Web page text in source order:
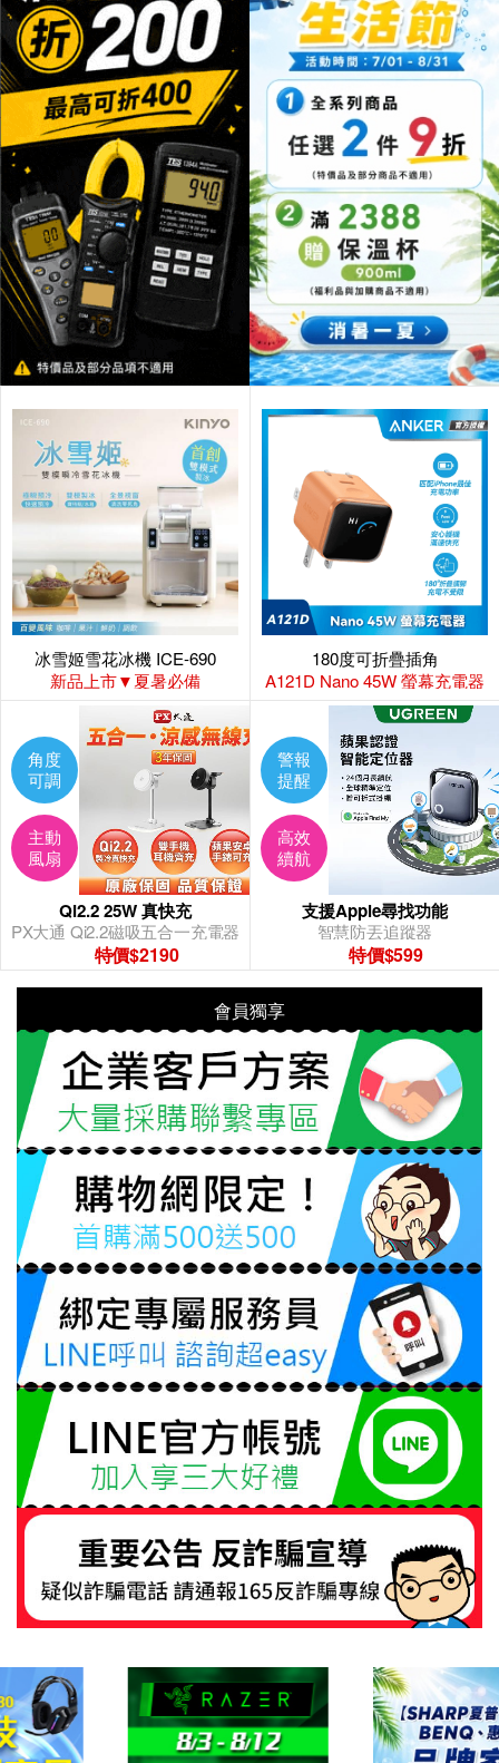
冰雪姬雪花冰機 ICE-690
新品上市▼夏暑必備
180度可折疊插角
A121D Nano 45W 螢幕充電器
角度
可調
主動
風扇
Qi2.2 25W 真快充
PX大通 Qi2.2磁吸五合一充電器
特價$2190
警報
提醒
高效
續航
支援Apple尋找功能
智慧防丟追蹤器
特價$599
會員獨享